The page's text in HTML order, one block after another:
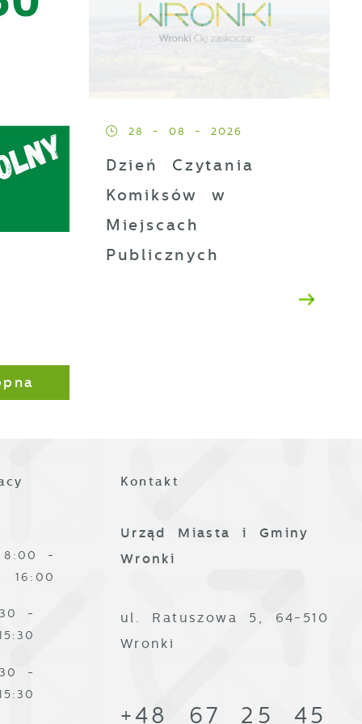
28 - 08 - 2026
Dzień Czytania
Komiksów w
Miejscach
Publicznych
8:00 -
16:00
-
-
Kontakt
Urząd Miasta i Gminy
Wronki
ul. Ratuszowa 5, 64-510
Wronki
+48 67 25 45